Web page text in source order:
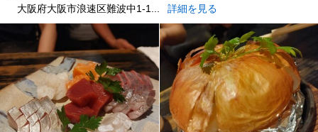
大阪府大阪市浪速区難波中1-1...
詳細を見る